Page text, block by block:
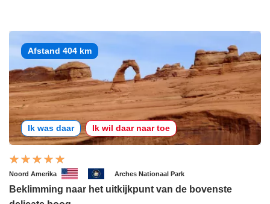
Afstand 404 km
Ik was daar Ik wil daar naar toe
Noord Amerika Arches Nationaal Park
Beklimming naar het uitkijkpunt van de bovenste